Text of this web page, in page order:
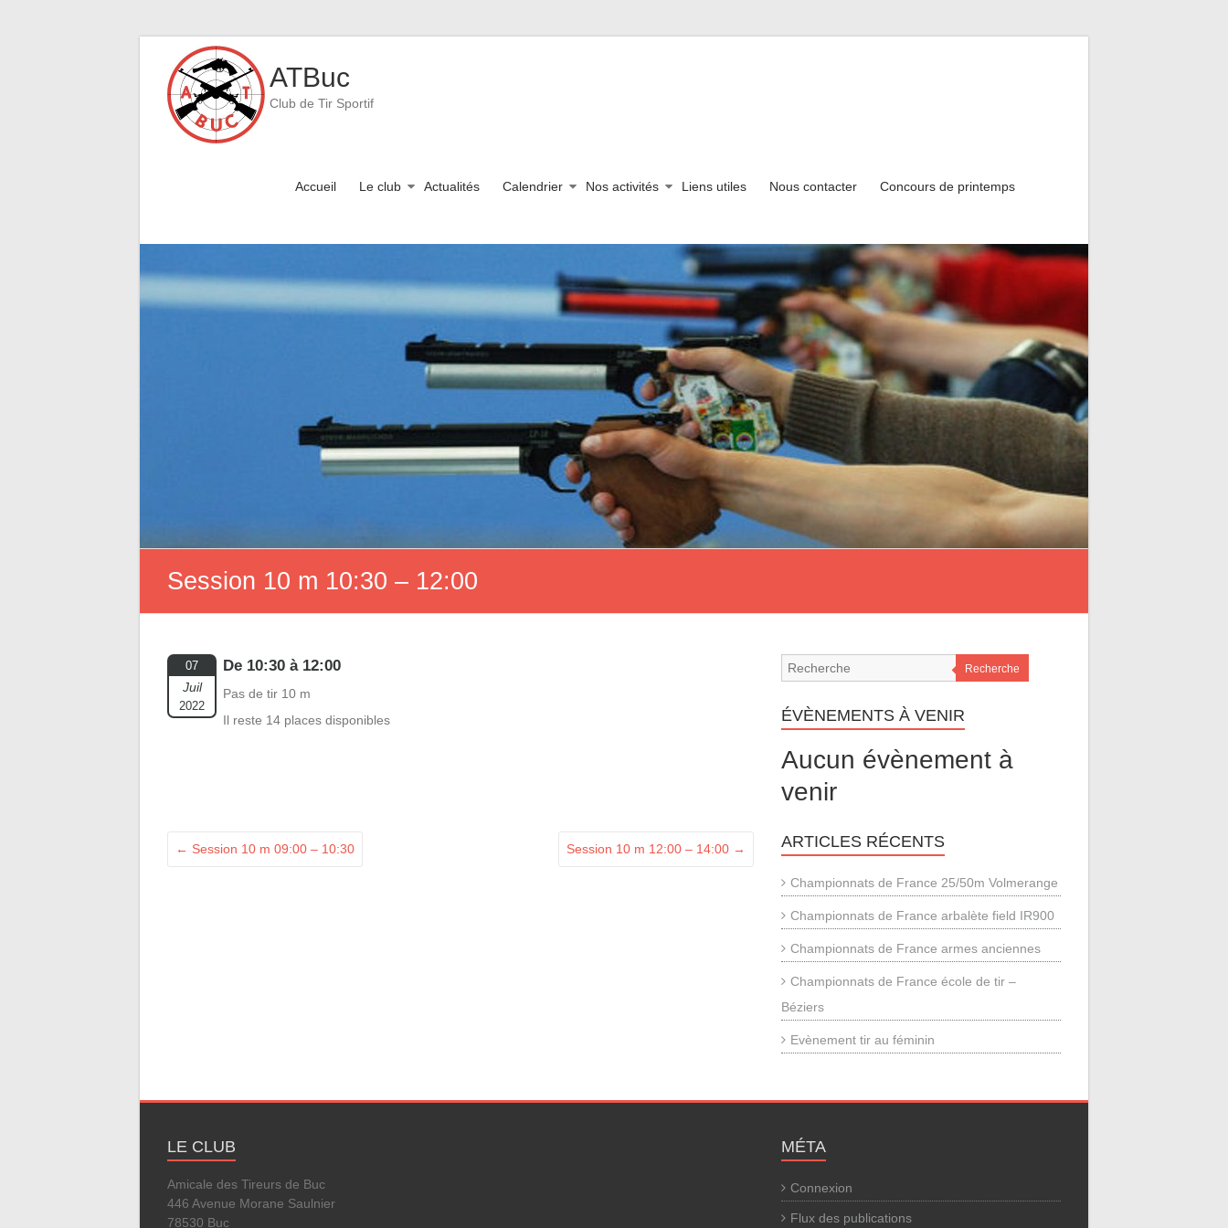
content
ATBuc
Club de Tir Sportif
Accueil Le club Actualités Calendrier Nos activités Liens utiles Nous contacter Concours de printemps
Session 10 m 10:30 – 12:00
07
Juil
2022
De 10:30 à 12:00
Pas de tir 10 m
Il reste 14 places disponibles
← Session 10 m 09:00 – 10:30 Session 10 m 12:00 – 14:00 →
Recherche
ÉVÈNEMENTS À VENIR
Aucun évènement à
venir
ARTICLES RÉCENTS
Championnats de France 25/50m Volmerange
Championnats de France arbalète field IR900
Championnats de France armes anciennes
Championnats de France école de tir –
Béziers
Evènement tir au féminin
LE CLUB
Amicale des Tireurs de Buc
446 Avenue Morane Saulnier
78530 Buc
MÉTA
Connexion
Flux des publications